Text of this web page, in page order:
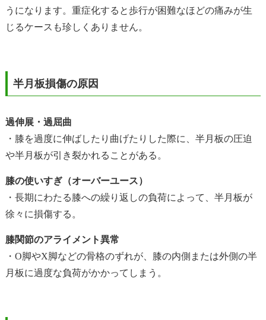
うになります。重症化すると歩行が困難なほどの痛みが生
じるケースも珍しくありません。
半月板損傷の原因
過伸展・過屈曲
・膝を過度に伸ばしたり曲げたりした際に、半月板の圧迫
や半月板が引き裂かれることがある。
膝の使いすぎ（オーバーユース）
・長期にわたる膝への繰り返しの負荷によって、半月板が
徐々に損傷する。
膝関節のアライメント異常
・O脚やX脚などの骨格のずれが、膝の内側または外側の半
月板に過度な負荷がかかってしまう。